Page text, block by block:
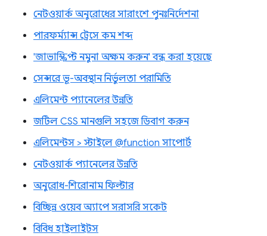
নেটওয়ার্ক অনুরোধের সারাংশে পুনঃনির্দেশনা
পারফর্ম্যান্স ট্রেসে কম শব্দ
'জাভাস্ক্রিপ্ট নমুনা অক্ষম করুন' বন্ধ করা হয়েছে
সেন্সরে ভূ-অবস্থান নির্ভুলতা পরামিতি
এলিমেন্ট প্যানেলের উন্নতি
জটিল CSS মানগুলি সহজে ডিবাগ করুন
এলিমেন্টস > স্টাইলে @function সাপোর্ট
নেটওয়ার্ক প্যানেলের উন্নতি
অনুরোধ-শিরোনাম ফিল্টার
বিচ্ছিন্ন ওয়েব অ্যাপে সরাসরি সকেট
বিবিধ হাইলাইটস